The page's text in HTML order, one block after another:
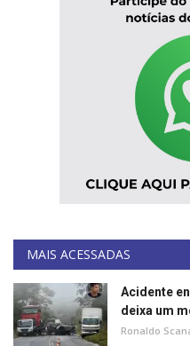
MAIS ACESSADAS
Acidente
deixa um
Ronaldo